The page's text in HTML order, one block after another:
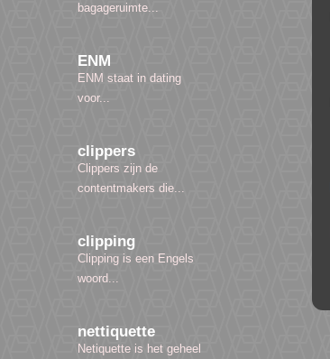
bagageruimte...
ENM
ENM staat in dating
voor...
clippers
Clippers zijn de
contentmakers die...
clipping
Clipping is een Engels
woord...
nettiquette
Netiquette is het geheel